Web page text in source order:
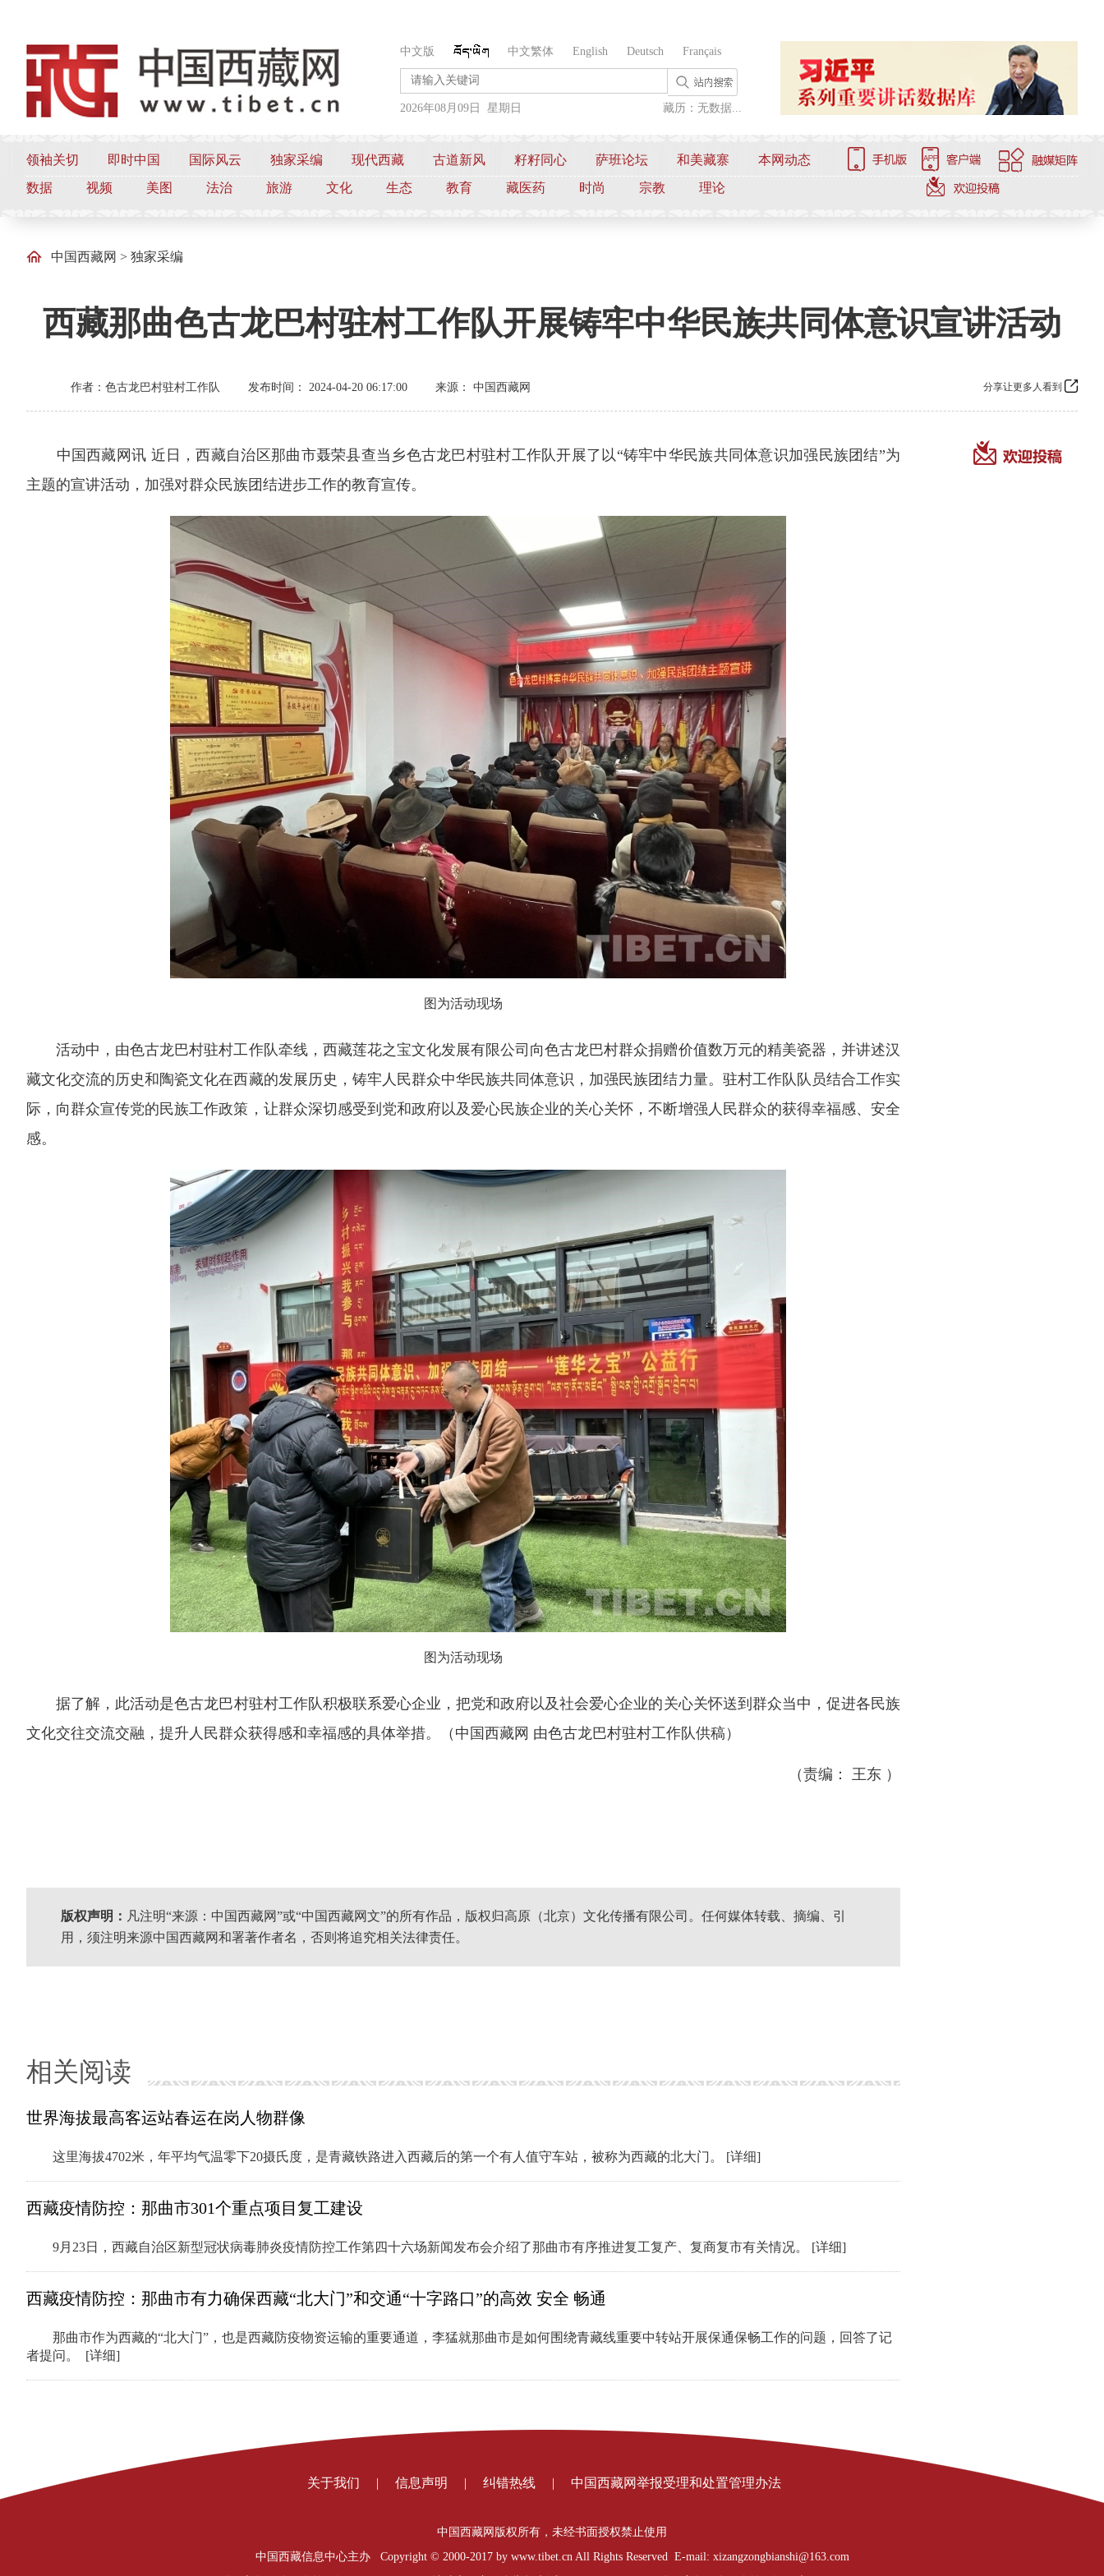
中文版 中文繁体 English Deutsch Français
2026年08月09日 星期日 藏历：无数据...
领袖关切 即时中国 国际风云 独家采编 现代西藏 古道新风 籽籽同心 萨班论坛 和美藏寨
本网动态
数据
视频 美图 法治 旅游 文化 生态 教育 藏医药 时尚 宗教 理论
中国西藏网 > 独家采编
西藏那曲色古龙巴村驻村工作队开展铸牢中华民族共同体意识宣讲活动
作者：色古龙巴村驻村工作队 发布时间： 2024-04-20 06:17:00 来源： 中国西藏网 分享让更多人看到
中国西藏网讯 近 日，西藏自治区那曲市聂荣县查当乡色古龙巴村驻村工作队开展了以“铸牢中华民族共同体意识加强民族团结”为
主题的宣讲活动，加强对群众民族团结进步工作的教育宣传。
图为活动现场
活动中，由色古龙巴村驻村工作队牵线，西藏莲花之宝文化发展有限公司向色古龙巴村群众捐赠价值数万元的精美瓷器，并讲述汉
藏文化交流的历史和陶瓷文化在西藏的发展历史，铸牢人民群众中华民族共同体意识，加强民族团结力量。 驻村工作队队员结合工作实
际，向群众宣传党的民族工作政策，让群众深切感受到党和政府以及爱心民族企业的关心关怀，不断增强人民群众的获得幸福感、安全
感。
图为活动现场
据了解，此活动是色古龙巴村驻村工作队积极联系爱心企业，把党和政府以及社会爱心企业的关心关怀送到群众当中，促进各民族
文化交往交流交融，提升人民群众获得感和幸福感的具体举措。 （中国西藏网 由色古龙巴村驻村工作队供稿 ）
（责编： 王东 ）
版权声明： 凡注明“来源：中国西藏网”或“中国西藏网文”的所有作品，版权归高原（北京）文化传播有限公司。任何媒体转载、摘编、引
用，须注明来源中国西藏网和署著作者名，否则将追究相关法律责任。
相关阅读
世界海拔最高客运站春运在岗人物群像
这里海拔4702米，年平均气温零下20摄氏度，是青藏铁路进入西藏后的第一个有人值守车站，被称为西藏的北大门。 [详细]
西藏疫情防控：那曲市301个重点项目复工建设
9月23日，西藏自治区新型冠状病毒肺炎疫情防控工作第四十六场新闻发布会介绍了那曲市有序推进复工复产、复商复市有关情况。 [详细]
西藏疫情防控：那曲市有力确保西藏“北大门”和交通“十字路口”的高效 安全 畅通
那曲市作为西藏的“北大门”，也是西藏防疫物资运输的重要通道，李猛就那曲市是如何围绕青藏线重要中转站开展保通保畅工作的问题，回答了记
者提问。 [详细]
关于我们 | 信息声明 | 纠错热线 | 中国西藏网举报受理和处置管理办法
中国西藏网版权所有，未经书面授权禁止使用
中国西藏信息中心主办 Copyright © 2000-2017 by www.tibet.cn All Rights Reserved E-mail: xizangzongbianshi@163.com